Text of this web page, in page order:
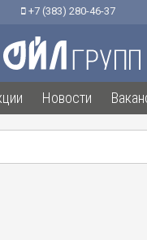
+7 (383) 280-46-37
Новости